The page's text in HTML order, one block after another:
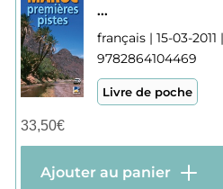
...
français | 15-03-2011
9782864104469
Livre de poche
33,50€
Ajouter au panier